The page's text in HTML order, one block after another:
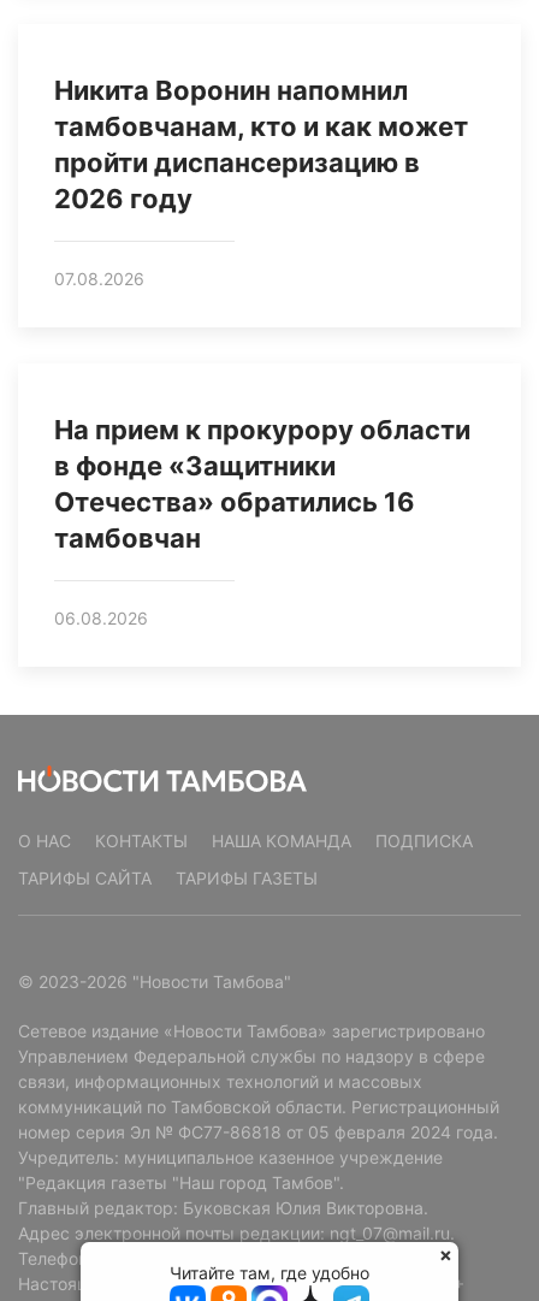
Никита Воронин напомнил
тамбовчанам, кто и как может
пройти диспансеризацию в
2026 году
07.08.2026
На прием к прокурору области
в фонде «Защитники
Отечества» обратились 16
тамбовчан
06.08.2026
О НАС КОНТАКТЫ НАША КОМАНДА
ПОДПИСКА
ТАРИФЫ САЙТА
ТАРИФЫ ГАЗЕТЫ
© 2023-2026 "Новости Тамбова"
Сетевое издание «Новости Тамбова» зарегистрировано
Управлением Федеральной службы по надзору в сфере
связи, информационных технологий и массовых
коммуникаций по Тамбовской области. Регистрационный
номер серия Эл № ФС77-86818 от 05 февраля 2024 года.
Учредитель: муниципальное казенное учреждение
"Редакция газеты "Наш город Тамбов".
Главный редактор: Буковская Юлия Викторовна.
Адрес электронной почты редакции: ngt_07@mail.ru.
Телефон редакции: +7 (4752) 72-69-37.
Настоящий ресурс может содержать материалы 18+
Читайте там, где удобно